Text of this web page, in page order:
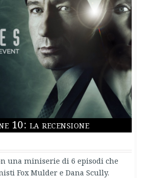
10: la recensione
una miniserie di 6 episodi che
Fox Mulder e Dana Scully.